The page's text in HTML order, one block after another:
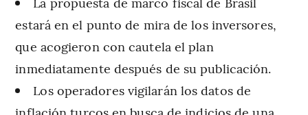
estará en el punto de mira de los inversores,
que acogieron con cautela el plan
inmediatamente después de su publicación.
Los operadores vigilarán los datos de